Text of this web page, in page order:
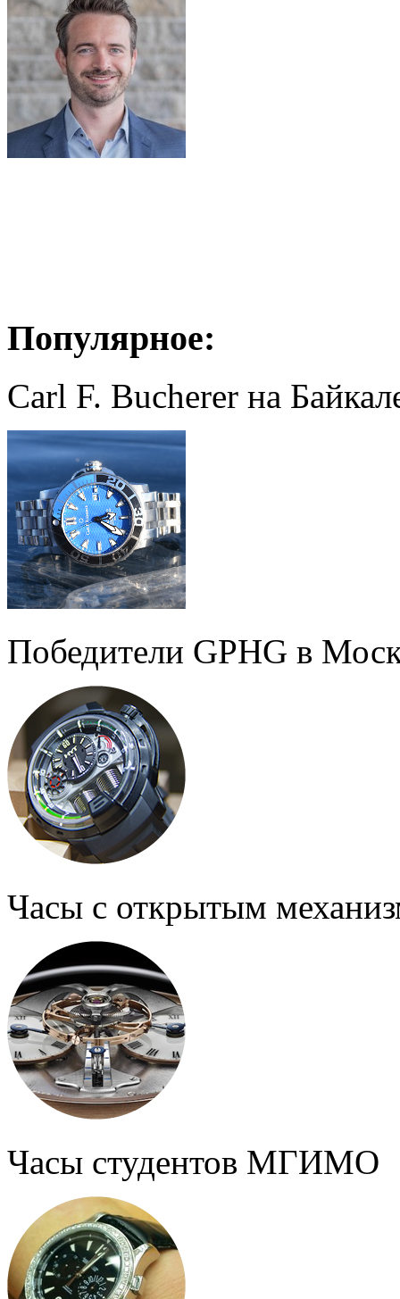
Популярное:
Carl F. Bucherer на
Победители GPHG в
Часы с открытым
Часы студентов МГИМО